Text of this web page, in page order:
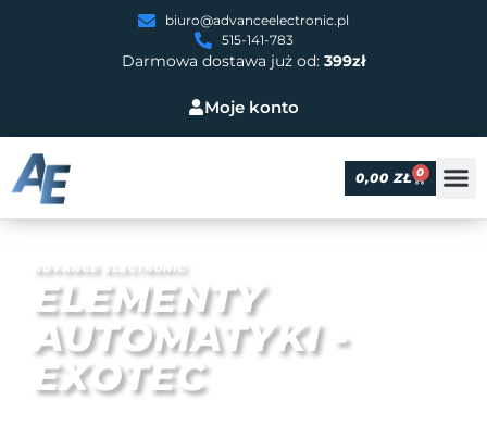
Moje konto
Darmowa dostawa już od: 399zł
biuro@advanceelectronic.pl
515-141-783
0,00 ZŁ 0
ADVANCE ELECTRONIC
ELEMENTY
AUTOMATYKI -
EXOTEC